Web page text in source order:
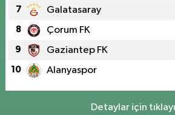
7 Galatasaray
8 Çorum FK
9 Gaziantep FK
10 Alanyaspor
Detaylar için